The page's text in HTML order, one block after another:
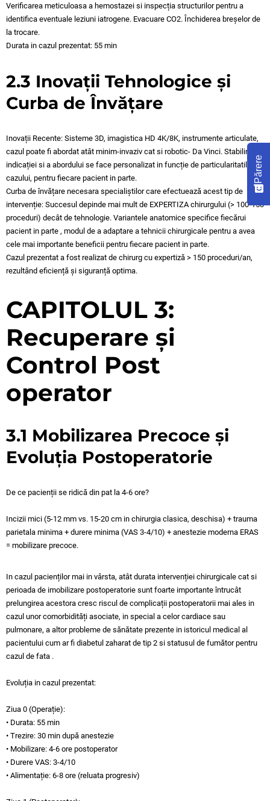
Verificarea meticuloasa a hemostazei si inspecția structurilor pentru a
identifica eventuale leziuni iatrogene. Evacuare CO2. Închiderea breșelor de
la trocare.
Durata in cazul prezentat: 55 min
2.3 Inovații Tehnologice și
Curba de Învățare
Inovații Recente: Sisteme 3D, imagistica HD 4K/8K, instrumente articulate,
cazul poate fi abordat atât minim-invaziv cat si robotic- Da Vinci. Stabilirea
indicației si a abordului se face personalizat in funcție de particularitatile
cazului, pentru fiecare pacient in parte.
Curba de învățare necesara specialiștilor care efectuează acest tip de
intervenție: Succesul depinde mai mult de EXPERTIZA chirurgului (> 100-150
proceduri) decât de tehnologie. Variantele anatomice specifice fiecărui
pacient in parte , modul de a adaptare a tehnicii chirurgicale pentru a avea
cele mai importante beneficii pentru fiecare pacient in parte.
Cazul prezentat a fost realizat de chirurg cu expertiză > 150 proceduri/an,
rezultând eficiență și siguranță optima.
CAPITOLUL 3:
Recuperare și
Control Post
operator
3.1 Mobilizarea Precoce și
Evoluția Postoperatorie
De ce pacienții se ridică din pat la 4-6 ore?
Incizii mici (5-12 mm vs. 15-20 cm in chirurgia clasica, deschisa) + trauma
parietala minima + durere minima (VAS 3-4/10) + anestezie moderna ERAS
= mobilizare precoce.
In cazul pacienților mai in vârsta, atât durata intervenției chirurgicale cat si
perioada de imobilizare postoperatorie sunt foarte importante întrucât
prelungirea acestora cresc riscul de complicații postoperatorii mai ales in
cazul unor comorbidități asociate, in special a celor cardiace sau
pulmonare, a altor probleme de sănătate prezente in istoricul medical al
pacientului cum ar fi diabetul zaharat de tip 2 si statusul de fumător pentru
cazul de fata .
Evoluția in cazul prezentat:
Ziua 0 (Operație):
• Durata: 55 min
• Trezire: 30 min după anestezie
• Mobilizare: 4-6 ore postoperator
• Durere VAS: 3-4/10
• Alimentație: 6-8 ore (reluata progresiv)
Părere